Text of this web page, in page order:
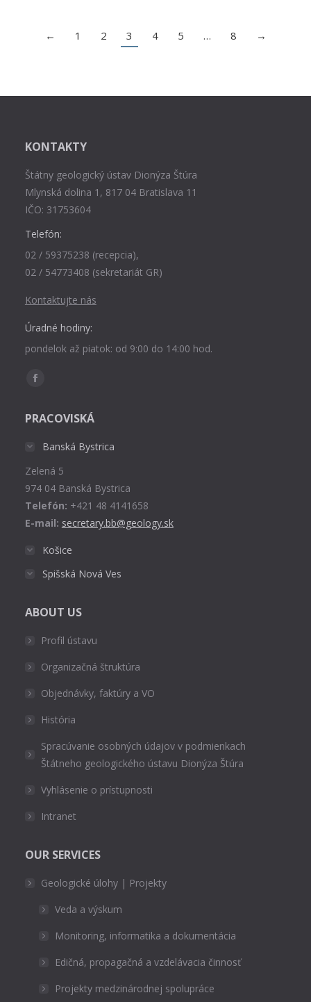
← 1 2 3 4 5 … 8 →
KONTAKTY
Štátny geologický ústav Dionýza Štúra
Mlynská dolina 1, 817 04 Bratislava 11
IČO: 31753604
Telefón:
02 / 59375238 (recepcia),
02 / 54773408 (sekretariát GR)
Kontaktujte nás
Úradné hodiny:
pondelok až piatok: od 9:00 do 14:00 hod.
Find us on:
Facebook
opens
window
PRACOVISKÁ
Banská Bystrica
Zelená 5
974 04 Banská Bystrica
Telefón: +421 48 4141658
E-mail: secretary.bb@geology.sk
Košice
Spišská Nová Ves
ABOUT US
Profil ústavu
Organizačná štruktúra
Objednávky, faktúry a VO
História
Spracúvanie osobných údajov v podmienkach
Štátneho geologického ústavu Dionýza Štúra
Vyhlásenie o prístupnosti
Intranet
OUR SERVICES
Geologické úlohy | Projekty
Veda a výskum
Monitoring, informatika a dokumentácia
Edičná, propagačná a vzdelávacia činnosť
Projekty medzinárodnej spolupráce